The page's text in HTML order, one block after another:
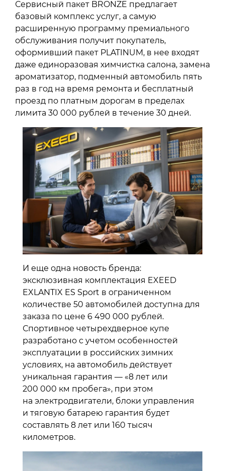
Сервисный пакет BRONZE предлагает
базовый комплекс услуг, а самую
расширенную программу премиального
обслуживания получит покупатель,
оформивший пакет PLATINUM, в нее входят
даже единоразовая химчистка салона, замена
ароматизатор, подменный автомобиль пять
раз в год на время ремонта и бесплатный
проезд по платным дорогам в пределах
лимита 30 000 рублей в течение 30 дней.
И еще одна новость бренда:
эксклюзивная комплектация EXEED
EXLANTIX ES Sport в ограниченном
количестве 50 автомобилей доступна для
заказа по цене 6 490 000 рублей.
Спортивное четырехдверное купе
разработано с учетом особенностей
эксплуатации в российских зимних
условиях, на автомобиль действует
уникальная гарантия — «8 лет или
200 000 км пробега», при этом
на электродвигатели, блоки управления
и тяговую батарею гарантия будет
составлять 8 лет или 160 тысяч
километров.